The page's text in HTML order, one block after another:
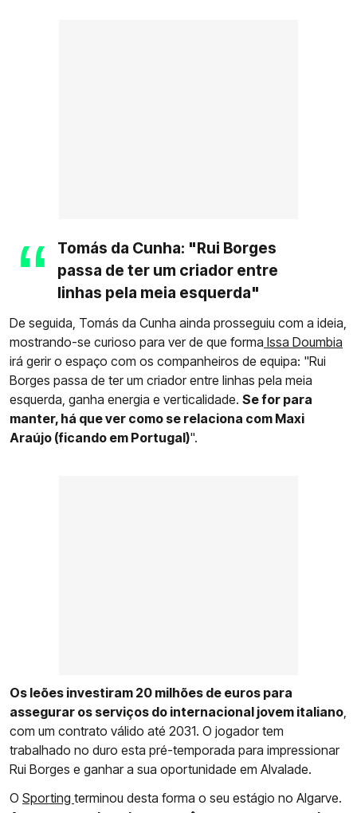
Tomás da Cunha: "Rui Borges
passa de ter um criador entre
linhas pela meia esquerda"
De seguida, Tomás da Cunha ainda prosseguiu com a ideia,
mostrando-se curioso para ver de que forma Issa Doumbia
irá gerir o espaço com os companheiros de equipa: "Rui
Borges passa de ter um criador entre linhas pela meia
esquerda, ganha energia e verticalidade. Se for para
manter, há que ver como se relaciona com Maxi
Araújo (ficando em Portugal)".
Os leões investiram 20 milhões de euros para
assegurar os serviços do internacional jovem italiano
com um contrato válido até 2031. O jogador tem
trabalhado no duro esta pré-temporada para impressionar
Rui Borges e ganhar a sua oportunidade em Alvalade.
O Sporting terminou desta forma o seu estágio no Algarve.